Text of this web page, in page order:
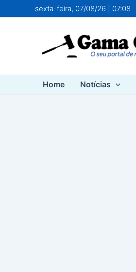
para
sexta-feira, 07/08/26 | 07:08
Home Notícias